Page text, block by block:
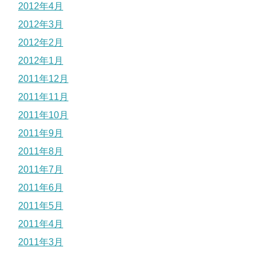
2012年4月
2012年3月
2012年2月
2012年1月
2011年12月
2011年11月
2011年10月
2011年9月
2011年8月
2011年7月
2011年6月
2011年5月
2011年4月
2011年3月